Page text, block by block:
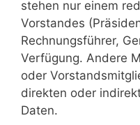
stehen nur einem
Vorstandes
Rechnungsführer,
Verfügung. Andere
oder
direkten oder
Daten.